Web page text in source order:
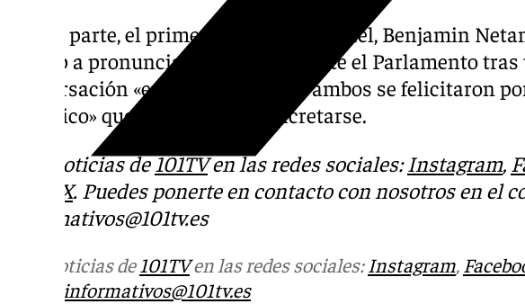
Por su parte, el primer ministro de Israel, Benjamin
Trump a pronunciar un discurso ante el Parlamento tras
conversación «emotiva» en la que ambos se felicitaron
histórico» que aún está por concretarse.
Más noticias de101TVen las redes sociales:Instagram,
X. Puedes ponerte en contacto con nosotros en el
informativos@101tv.es
Más noticias de101TVen las redes sociales:Instagram,
informativos@101tv.es